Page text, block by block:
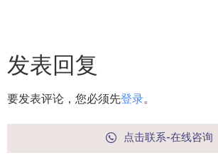
发表回复
要发表评论，您必须先登录。
点击联系-在线咨询